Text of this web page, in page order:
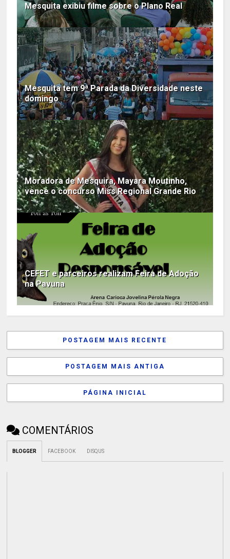
Mesquita exibiu filme sobre o Plano Real
Mesquita tem 9ª Parada da Diversidade neste
domingo
Moradora de Mesquira, Mayara Moutinho,
vence o concurso Miss Regional Grande Rio
CEFET e parceiros realizam Feira de Adoção
na Pavuna
POSTAGEM MAIS RECENTE
POSTAGEM MAIS ANTIGA
PÁGINA INICIAL
COMENTÁRIOS
BLOGGER FACEBOOK DISQUS